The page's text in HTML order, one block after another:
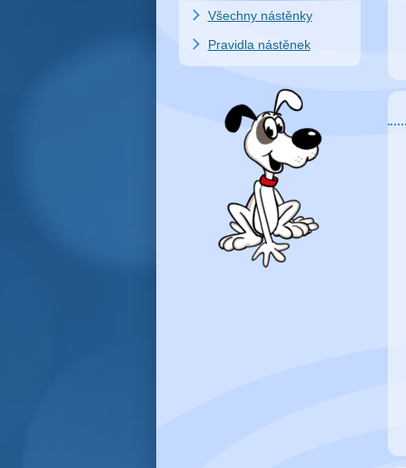
Všechny nástěnky
Pravidla nástěnek